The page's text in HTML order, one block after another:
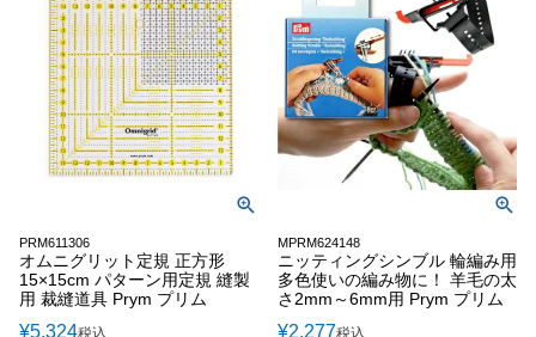
PRM611306
オムニグリット定規 正方形
15×15cm パターン用定規 縫製
用 裁縫道具 Prym プリム
¥5,324
MPRM624148
ニッティングシンブル 輪編み用
多色使いの編み物に！ 羊毛の太
さ2mm～6mm用 Prym プリム
¥2,277